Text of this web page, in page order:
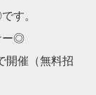
す。
ー◎
開催（無料招